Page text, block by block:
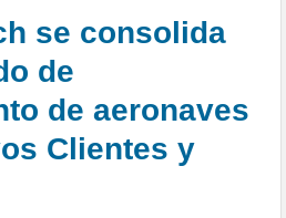
se consolida
de
de aeronaves
Clientes y